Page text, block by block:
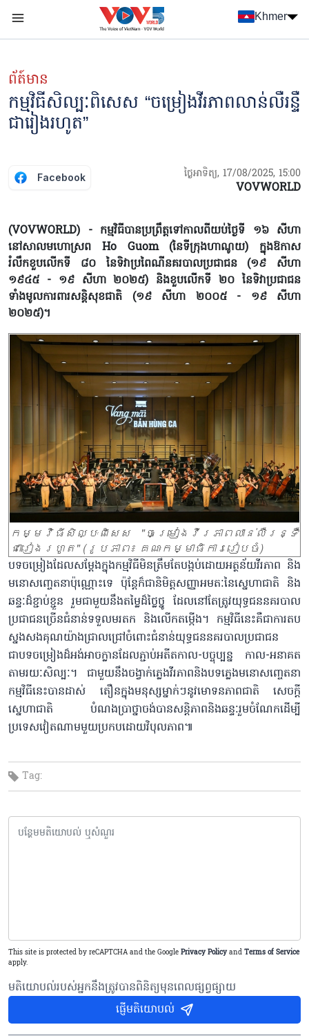
Nhảy đến nội dung
Khmer
ព័ត៍មាន
កម្មវិធីសិល្បៈពិសេស “ចម្រៀងវីរភាពលាន់លឺរន្ទឺ
ជារៀងរហូត”
Facebook ថ្ងៃអាទិត្យ, 17/08/2025, 15:00
VOVWORLD
(VOVWORLD) - កម្មវិធីបានប្រព្រឹត្តទៅកាលពីយប់ថ្ងៃទី ១៦ សីហា
នៅសាលមហោស្រព Ho Guom (នៃទីក្រុងហាណូយ) ក្នុងឱកាស
រំលឹកខួបលើកទី ៨០ នៃទិវាប្រពៃណីនគរបាលប្រជាជន (១៩ សីហា
១៩៤៥ - ១៩ សីហា ២០២៥) និងខួបលើកទី ២០ នៃទិវាប្រជាជន
ទាំងមូលការពារសន្តិសុខជាតិ (១៩ សីហា ២០០៥ - ១៩ សីហា
២០២៥)។
កម្មវិធីសិល្បៈពិសេស "ចម្រៀងវីរភាពលាន់លឺរន្ទឺ
ជារៀងរហូត" (រូបភាព៖ គណៈកម្មាធិការរៀបចំ)
បទចម្រៀងដែលសម្តែងក្នុងកម្មវិធីមិនត្រឹមតែបង្កប់ដោយអត្ថន័យវីរភាព និង
មនោសញ្ចេតនាប៉ុណ្ណោះទេ ប៉ុន្តែក៏ជានិមិត្តសញ្ញាអមតៈនៃស្នេហាជាតិ និង
ឆន្ទៈដ៏ខ្ជាប់ខ្ជួន រួមជាមួយនឹងតម្លៃដ៏ថ្លៃថ្នូ ដែលនៅតែត្រូវយុទ្ធជននគរបាល
ប្រជាជនច្រើនជំនាន់ទទួលមរតក និងលើកតម្កើង។ កម្មវិធីនេះគឺជាការតប
ស្នងសងគុណយ៉ាងជ្រាលជ្រៅចំពោះជំនាន់យុទ្ធជននគរបាលប្រជាជន
ជាបទចម្រៀងដ៏អង់អាចក្លានដែលភ្ជាប់អតីតកាល-បច្ចុប្បន្ន កាល-អនាគត
តាមរយៈសិល្បៈ។ ជាមួយនឹងចង្វាក់ភ្លេងវីរភាពនិងបទភ្លេងមនោសញ្ចេតនា
កម្មវិធីនេះបានដាស់ តឿនក្នុងមនុស្សម្នាក់ៗនូវមោទនភាពជាតិ សេចក្តី
ស្នេហាជាតិ បំណងប្រាថ្នាចង់បានសន្តិភាពនិងឆន្ទៈរួមចំណែកដើម្បី
ប្រទេសវៀតណាមមួយប្រកបដោយវិបុលភាព៕
Tag:
This site is protected by reCAPTCHA and the Google Privacy Policy and Terms of Service
apply.
មតិយោបល់របស់អ្នកនឹងត្រូវបានពិនិត្យមុនពេលផ្សព្វផ្សាយ
ផ្ញើមតិយោបល់